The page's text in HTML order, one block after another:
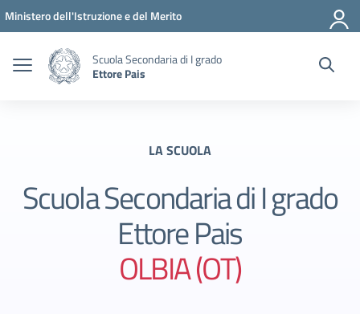
Vai ai contenuti
Vai al menu di navigazione
Vai al footer
Ministero dell'Istruzione e del Merito
Scuola Secondaria di I grado
Ettore Pais
LA SCUOLA
Scuola Secondaria di I grado
Ettore Pais
OLBIA (OT)